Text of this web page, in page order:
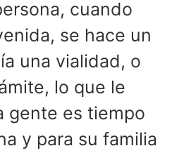
cuando
se hace un
una vialidad, o
lo que le
gente es tiempo
y para su familia